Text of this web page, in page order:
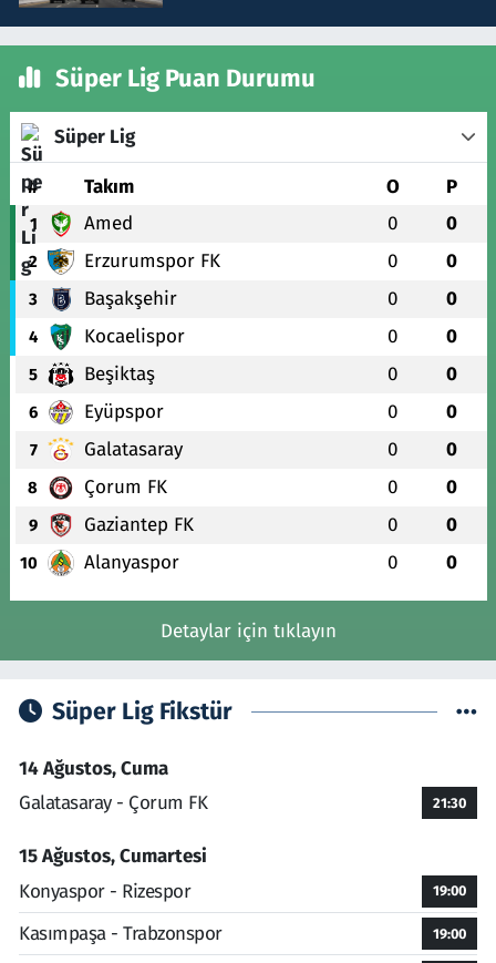
Süper Lig Puan Durumu
Süper Lig
# Takım O P
1 Amed 0 0
2 Erzurumspor FK 0 0
3 Başakşehir 0 0
4 Kocaelispor 0 0
5 Beşiktaş 0 0
6 Eyüpspor 0 0
7 Galatasaray 0 0
8 Çorum FK 0 0
9 Gaziantep FK 0 0
10 Alanyaspor 0 0
Detaylar için tıklayın
Süper Lig Fikstür
14 Ağustos, Cuma
Galatasaray - Çorum FK
21:30
15 Ağustos, Cumartesi
Konyaspor - Rizespor
19:00
Kasımpaşa - Trabzonspor 19:00